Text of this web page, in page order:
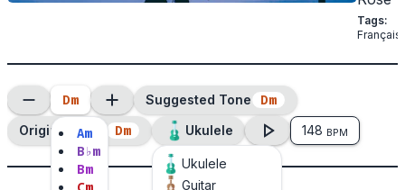
Tags:
Français
Dm
Am
B♭m
Bm
Suggested Tone Dm
Original Tone Dm Ukulele
Ukulele
Guitar
148 BPM